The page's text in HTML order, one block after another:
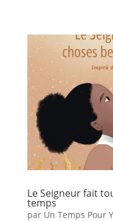
Le Seigneur fait
temps
par Un Temps Pour